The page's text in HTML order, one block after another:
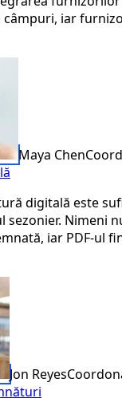
câmpuri, iar
Maya Chen
digitală este
sezonier. Nimeni
iar PDF-ul
Jon Reyes